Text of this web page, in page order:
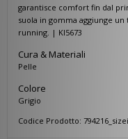
garantisce comfort fin dal
suola in gomma aggiunge
running. | KI5673
Cura & Materiali
Pelle
Colore
Grigio
Codice Prodotto: